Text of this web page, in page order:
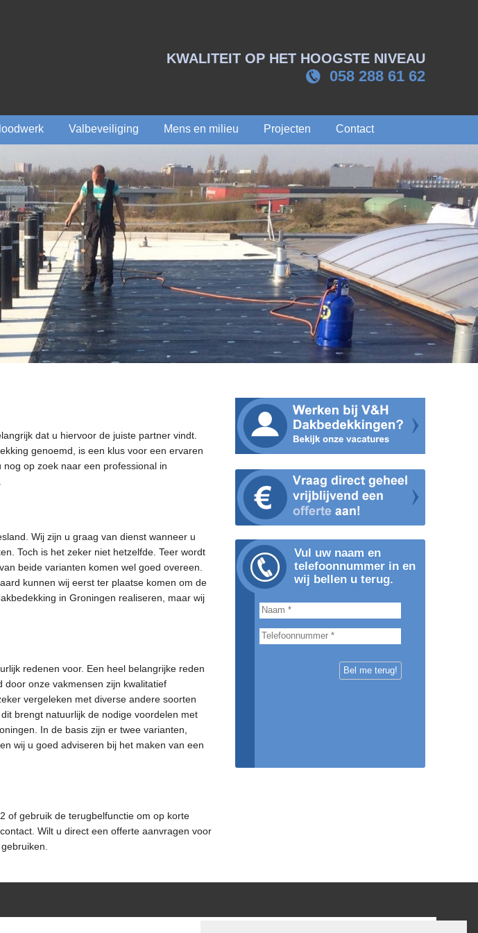
KWALITEIT OP HET HOOGSTE NIVEAU
058 288 61 62
Valbeveiliging Mens en milieu Projecten Contact
dat u hiervoor de juiste partner vindt.
genoemd, is een klus voor een ervaren
op zoek naar een professional in
Wij zijn u graag van dienst wanneer u
Toch is het zeker niet hetzelfde. Teer wordt
beide varianten komen wel goed overeen.
kunnen wij eerst ter plaatse komen om de
in Groningen realiseren, maar wij
redenen voor. Een heel belangrijke reden
onze vakmensen zijn kwalitatief
vergeleken met diverse andere soorten
brengt natuurlijk de nodige voordelen met
In de basis zijn er twee varianten,
wij u goed adviseren bij het maken van een
of gebruik de terugbelfunctie om op korte
Wilt u direct een offerte aanvragen voor
Vul uw naam en
telefoonnummer in en
wij bellen u terug.